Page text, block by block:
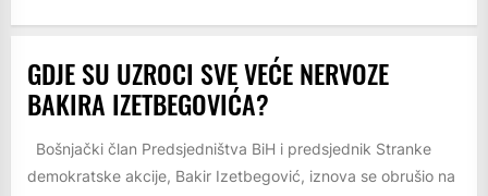
GDJE SU UZROCI SVE VEĆE NERVOZE
BAKIRA IZETBEGOVIĆA?
Bošnjački član Predsjedništva BiH i predsjednik Stranke
demokratske akcije, Bakir Izetbegović, iznova se obrušio na